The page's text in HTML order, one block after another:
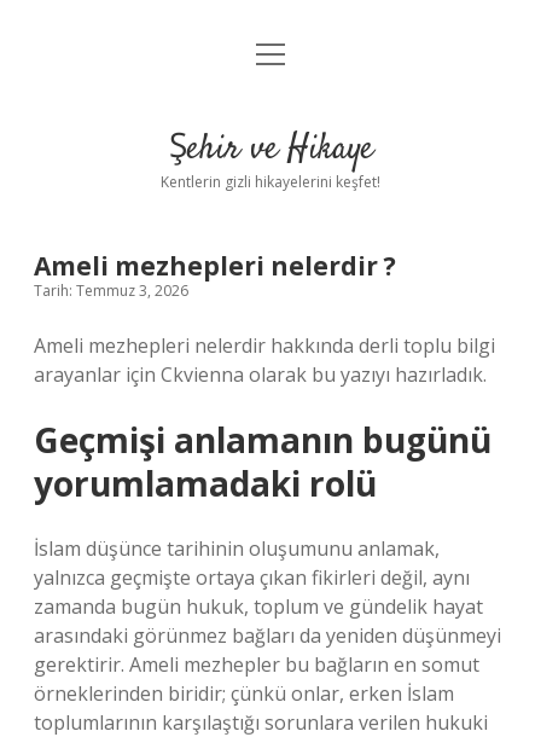
Anasayfa
Yasal Uyarı
menüyü
Şehir ve Hikaye
Kentlerin gizli hikayelerini keşfet!
Ameli mezhepleri nelerdir ?
Tarih: Temmuz 3, 2026
Ameli mezhepleri nelerdir hakkında derli toplu bilgi
arayanlar için Ckvienna olarak bu yazıyı hazırladık.
Geçmişi anlamanın bugünü
yorumlamadaki rolü
İslam düşünce tarihinin oluşumunu anlamak,
yalnızca geçmişte ortaya çıkan fikirleri değil, aynı
zamanda bugün hukuk, toplum ve gündelik hayat
arasındaki görünmez bağları da yeniden düşünmeyi
gerektirir. Ameli mezhepler bu bağların en somut
örneklerinden biridir; çünkü onlar, erken İslam
toplumlarının karşılaştığı sorunlara verilen hukuki